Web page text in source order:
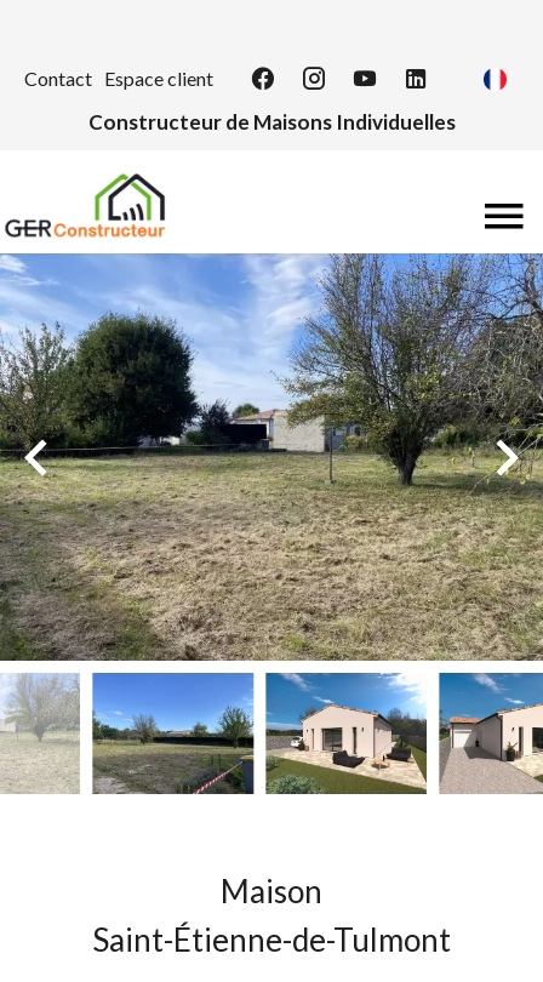
Contact Espace client
Constructeur de Maisons Individuelles
Maison
Saint-Étienne-de-Tulmont